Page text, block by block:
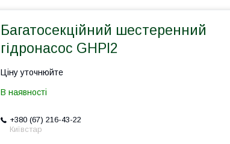
Багатосекційний шестеренний
гідронасос GHPI2
Ціну уточнюйте
В наявності
+380 (67) 216-43-22
Київстар